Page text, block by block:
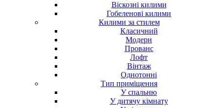
Віскозні килими
Гобеленові килими
Килими за стилем
Класичний
Модерн
Прованс
Лофт
Вінтаж
Однотонні
Тип приміщення
У спальню
У дитячу кімнату